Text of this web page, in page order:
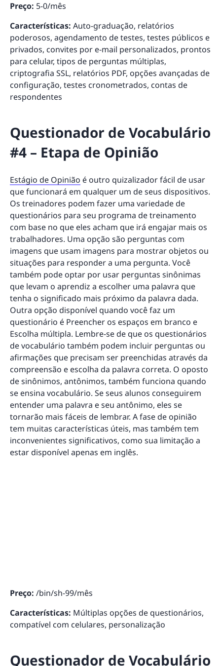
Preço: 5-0/mês
Características: Auto-graduação, relatórios
poderosos, agendamento de testes, testes públicos e
privados, convites por e-mail personalizados, prontos
para celular, tipos de perguntas múltiplas,
criptografia SSL, relatórios PDF, opções avançadas de
configuração, testes cronometrados, contas de
respondentes
Questionador de Vocabulário
#4 – Etapa de Opinião
Estágio de Opinião é outro quizalizador fácil de usar
que funcionará em qualquer um de seus dispositivos.
Os treinadores podem fazer uma variedade de
questionários para seu programa de treinamento
com base no que eles acham que irá engajar mais os
trabalhadores. Uma opção são perguntas com
imagens que usam imagens para mostrar objetos ou
situações para responder a uma pergunta. Você
também pode optar por usar perguntas sinônimas
que levam o aprendiz a escolher uma palavra que
tenha o significado mais próximo da palavra dada.
Outra opção disponível quando você faz um
questionário é Preencher os espaços em branco e
Escolha múltipla. Lembre-se de que os questionários
de vocabulário também podem incluir perguntas ou
afirmações que precisam ser preenchidas através da
compreensão e escolha da palavra correta. O oposto
de sinônimos, antônimos, também funciona quando
se ensina vocabulário. Se seus alunos conseguirem
entender uma palavra e seu antônimo, eles se
tornarão mais fáceis de lembrar. A fase de opinião
tem muitas características úteis, mas também tem
inconvenientes significativos, como sua limitação a
estar disponível apenas em inglês.
Preço: /bin/sh-99/mês
Características: Múltiplas opções de questionários,
compatível com celulares, personalização
Questionador de Vocabulário